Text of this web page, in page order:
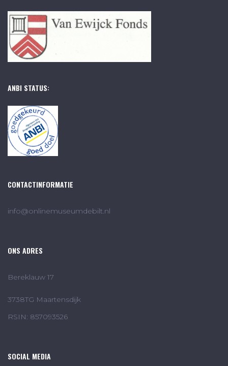
ANBI STATUS:
CONTACTINFORMATIE
info@onlinemuseumdebilt.nl
ONS ADRES
Bereklauw 17
3738TG Maartensdijk
RSIN: 857093526
SOCIAL MEDIA